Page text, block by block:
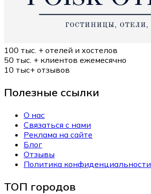
100 тыс. + отелей и хостелов
50 тыс. + клиентов ежемесячно
10 тыс+ отзывов
Полезные ссылки
О нас
Связаться с нами
Реклама на сайте
Блог
Отзывы
Политика конфиденциальности
ТОП городов